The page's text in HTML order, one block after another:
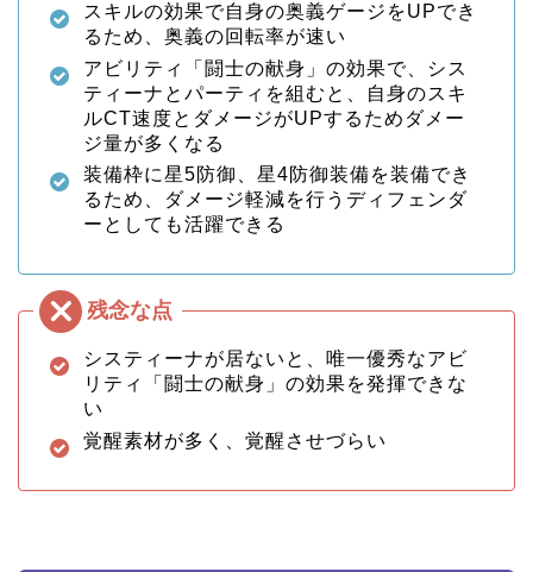
スキルの効果で自身の奥義ゲージをUPでき
るため、奥義の回転率が速い
アビリティ「闘士の献身」の効果で、シス
ティーナとパーティを組むと、自身のスキ
ルCT速度とダメージがUPするためダメー
ジ量が多くなる
装備枠に星5防御、星4防御装備を装備でき
るため、ダメージ軽減を行うディフェンダ
ーとしても活躍できる
システィーナが居ないと、唯一優秀なアビ
リティ「闘士の献身」の効果を発揮できな
い
覚醒素材が多く、覚醒させづらい